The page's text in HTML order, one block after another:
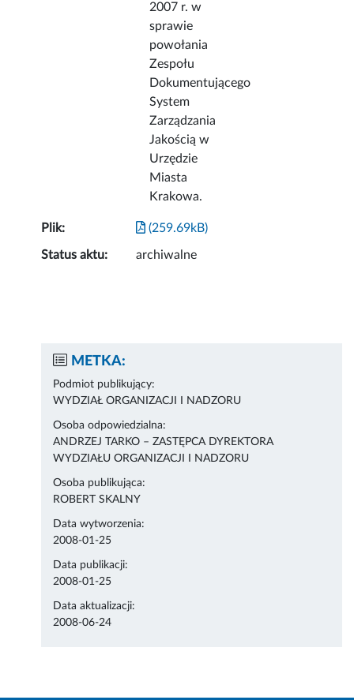
2007 r. w
sprawie
powołania
Zespołu
Dokumentującego
System
Zarządzania
Jakością w
Urzędzie
Miasta
Krakowa.
Plik: (259.69kB)
Status aktu: archiwalne
METKA:
Podmiot publikujący:
WYDZIAŁ ORGANIZACJI I NADZORU
Osoba odpowiedzialna:
ANDRZEJ TARKO – ZASTĘPCA DYREKTORA
WYDZIAŁU ORGANIZACJI I NADZORU
Osoba publikująca:
ROBERT SKALNY
Data wytworzenia:
2008-01-25
Data publikacji:
2008-01-25
Data aktualizacji:
2008-06-24